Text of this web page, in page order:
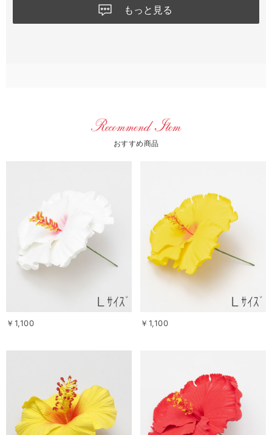
もっと見る
おすすめ商品
￥1,100 ￥1,100